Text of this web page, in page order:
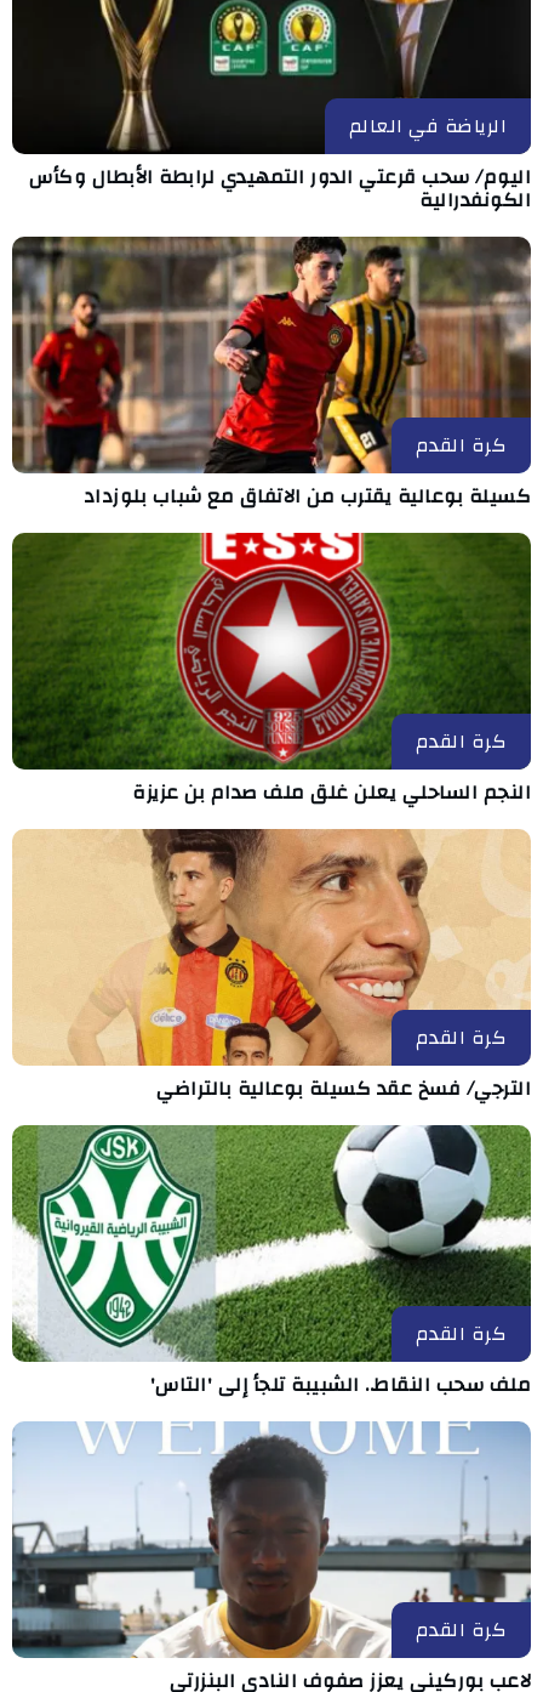
الرياضة في العالم
اليوم/ سحب قرعتي الدور التمهيدي لرابطة الأبطال وكأس
الكونفدرالية
كرة القدم
كسيلة بوعالية يقترب من الاتفاق مع شباب بلوزداد
كرة القدم
النجم الساحلي يعلن غلق ملف صدام بن عزيزة
كرة القدم
الترجي/ فسخ عقد كسيلة بوعالية بالتراضي
كرة القدم
ملف سحب النقاط.. الشبيبة تلجأ إلى 'التاس'
كرة القدم
لاعب بوركيني يعزز صفوف النادي البنزرتي